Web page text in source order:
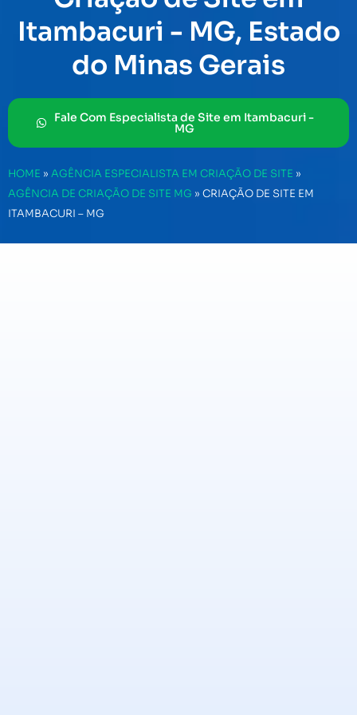
Itambacuri - MG, Estado
do Minas Gerais
Fale Com Especialista de Site em Itambacuri -
MG
HOME » AGÊNCIA ESPECIALISTA EM CRIAÇÃO DE SITE »
AGÊNCIA DE CRIAÇÃO DE SITE MG » CRIAÇÃO DE SITE EM
ITAMBACURI – MG